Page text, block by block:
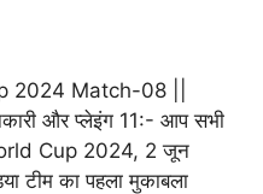
2024 Match-08 ||
और प्लेइंग 11:- आप सभी
Cup 2024, 2 जून
टीम का पहला मुकाबला